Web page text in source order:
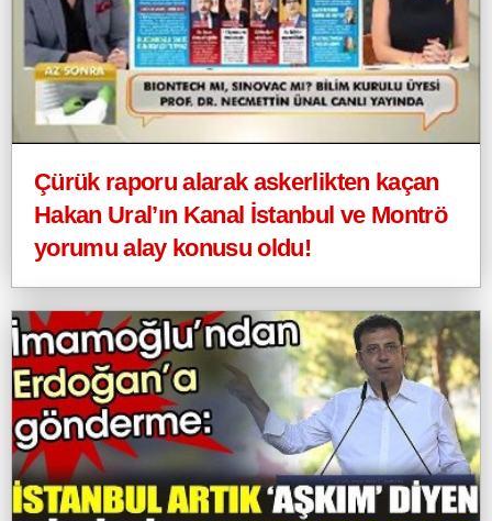
Çürük raporu alarak askerlikten kaçan
Hakan Ural’ın Kanal İstanbul ve Montrö
yorumu alay konusu oldu!